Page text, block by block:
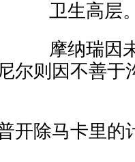
卫生高层
摩纳瑞因
尔则因不善于
开除马卡里的